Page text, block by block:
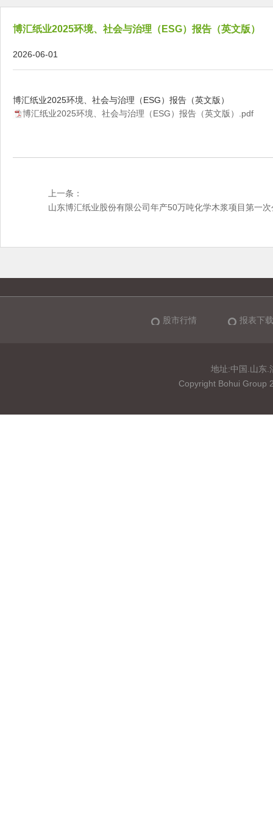
博汇纸业2025环境、社会与治理（ESG）报告（英文版）
2026-06-01
博汇纸业2025环境、社会与治理（ESG）报告（英文版）
博汇纸业2025环境、社会与治理（ESG）报告（英文版）.pdf
上一条：
山东博汇纸业股份有限公司年产50万吨化学木浆项目第一
股市行情 报表下载
地址:中国.山东
Copyright Bohui Group